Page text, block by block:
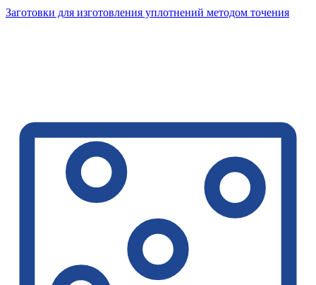
Заготовки для изготовления уплотнений методом точения